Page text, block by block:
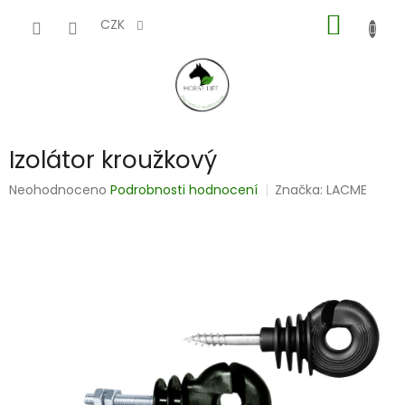
CZK
KOŠÍK
Izolátor kroužkový
Průměrné
Neohodnoceno Podrobnosti hodnocení Značka:LACME